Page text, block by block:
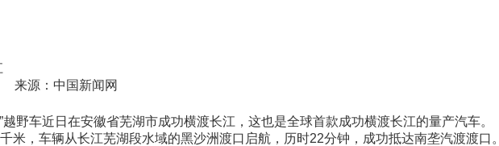
来源：中国新闻网
车近日在安徽省芜湖市成功横渡长江，这也是全球首款成功横渡长江的量产汽车。
，车辆从长江芜湖段水域的黑沙洲渡口启航，历时22分钟，成功抵达南垄汽渡渡口。